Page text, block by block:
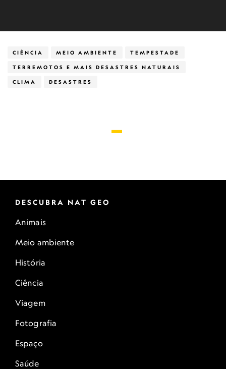
CIÊNCIA MEIO AMBIENTE TEMPESTADE
TERREMOTOS E MAIS DESASTRES NATURAIS
CLIMA DESASTRES
DESCUBRA NAT GEO
Animais
Meio ambiente
História
Ciência
Viagem
Fotografia
Espaço
Saúde